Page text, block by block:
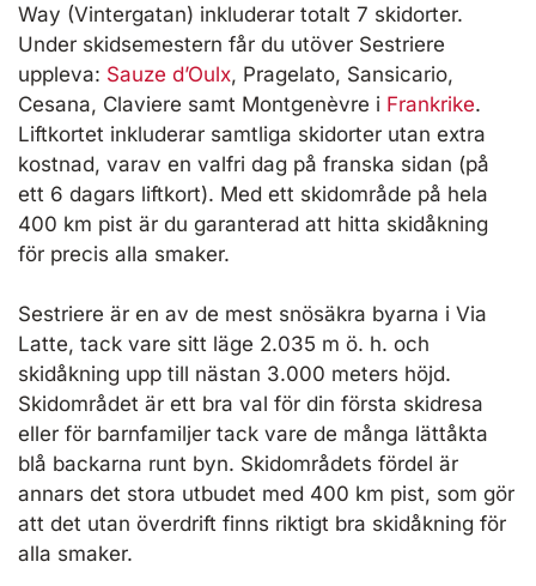
Way (Vintergatan) inkluderar totalt 7 skidorter.
Under skidsemestern får du utöver Sestriere
uppleva: Sauze d’Oulx, Pragelato, Sansicario,
Cesana, Claviere samt Montgenèvre i Frankrike.
Liftkortet inkluderar samtliga skidorter utan extra
kostnad, varav en valfri dag på franska sidan (på
ett 6 dagars liftkort). Med ett skidområde på hela
400 km pist är du garanterad att hitta skidåkning
för precis alla smaker.
Sestriere är en av de mest snösäkra byarna i Via
Latte, tack vare sitt läge 2.035 m ö. h. och
skidåkning upp till nästan 3.000 meters höjd.
Skidområdet är ett bra val för din första skidresa
eller för barnfamiljer tack vare de många lättåkta
blå backarna runt byn. Skidområdets fördel är
annars det stora utbudet med 400 km pist, som gör
att det utan överdrift finns riktigt bra skidåkning för
alla smaker.